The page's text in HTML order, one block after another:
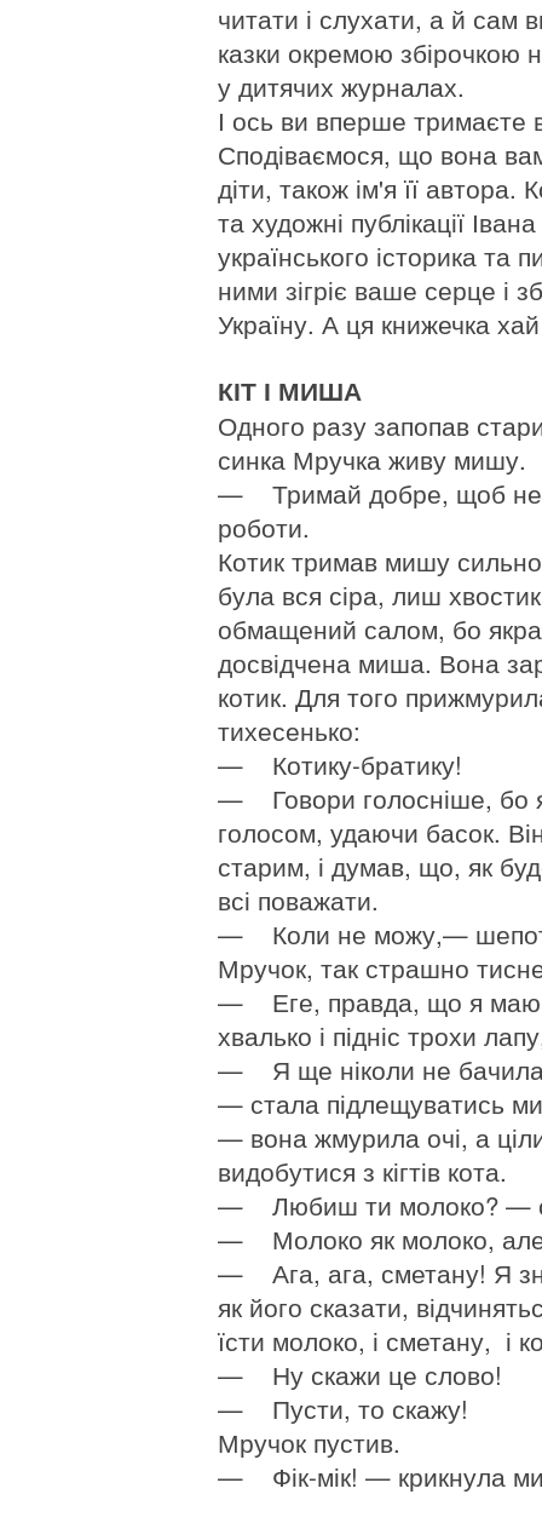
читати і слухати, а й сам
казки окремою збірочкою
у дитячих журналах.
І ось ви вперше тримаєте
Сподіваємося, що вона
діти, також ім'я її автора.
та художні публікації
українського історика та
ними зігріє ваше серце і
Україну. А ця книжечка
КІТ І МИША
Одного разу запопав
синка Мручка живу мишу.
— Тримай добре, щоб не
роботи.
Котик тримав мишу
була вся сіра, лиш
обмащений салом, бо
досвідчена миша. Вона
котик. Для того
тихесенько:
— Котику-братику!
— Говори голосніше, бо
голосом, удаючи басок.
старим, і думав, що, як
всі поважати.
— Коли не можу,—
Мручок, так страшно
— Еге, правда, що я маю
хвалько і підніс трохи
— Я ще ніколи не бачила
— стала підлещуватись
— вона жмурила очі, а
видобутися з кігтів кота.
— Любиш ти молоко? —
— Молоко як молоко,
— Ага, ага, сметану! Я
як його сказати,
їсти молоко, і сметану,
— Ну скажи це слово!
— Пусти, то скажу!
Мручок пустив.
— Фік-мік! — крикнула